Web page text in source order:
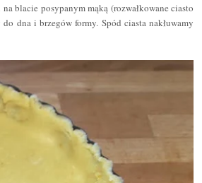
blacie posypanym mąką (rozwałkowane ciasto
dna i brzegów formy. Spód ciasta nakłuwamy